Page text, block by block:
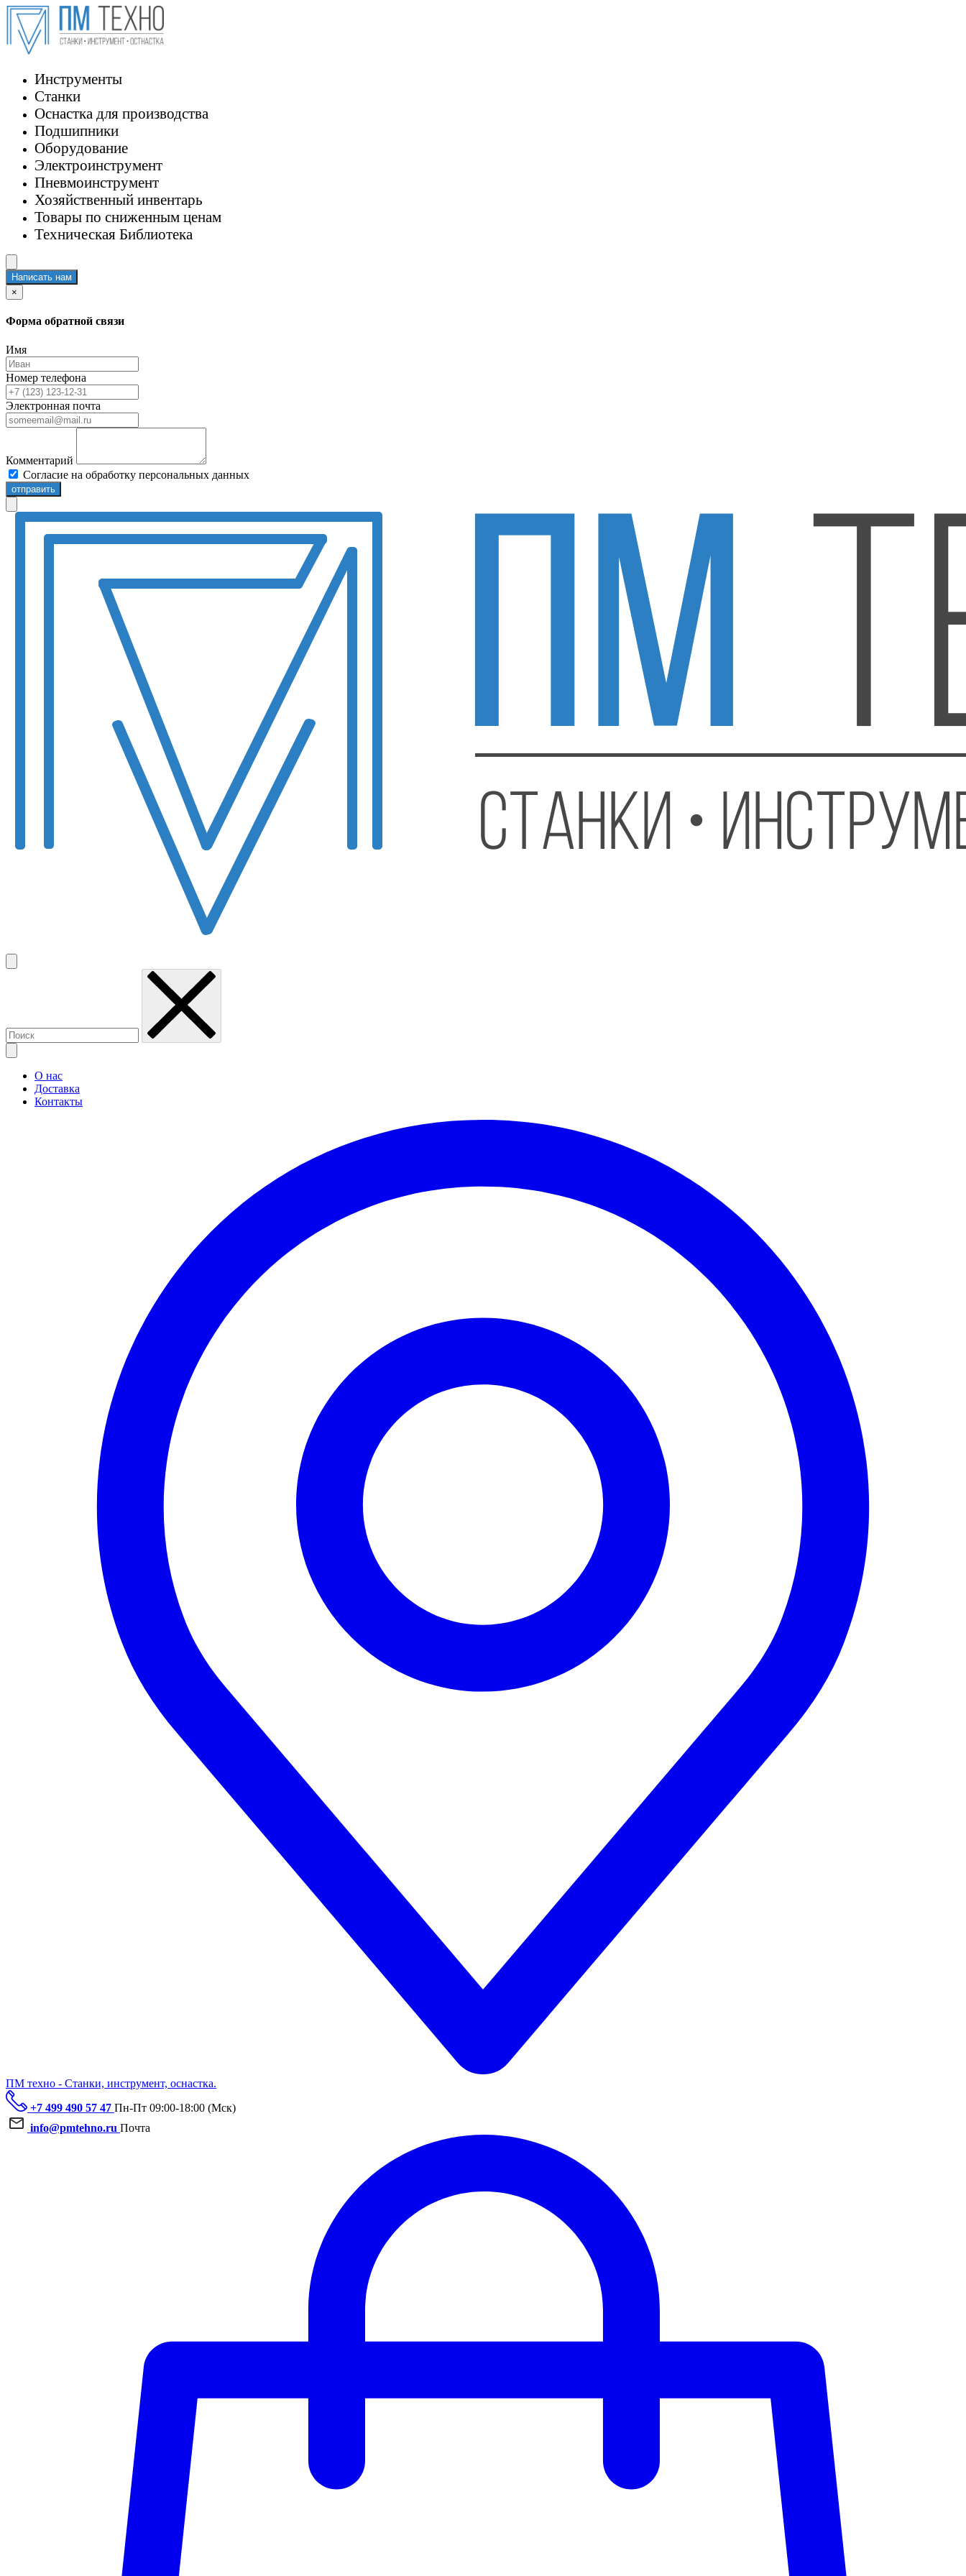
Инструменты
Станки
Оснастка для производства
Подшипники
Оборудование
Электроинструмент
Пневмоинструмент
Хозяйственный инвентарь
Товары по сниженным ценам
Техническая Библиотека
Написать нам
×
Форма обратной связи
Имя
Номер телефона
Электронная почта
Комментарий
Согласие на обработку персональных данных
отправить
О нас
Доставка
Контакты
ПМ техно - Станки, инструмент, оснастка.
+7 499 490 57 47 Пн-Пт 09:00-18:00 (Мск)
info@pmtehno.ru Почта